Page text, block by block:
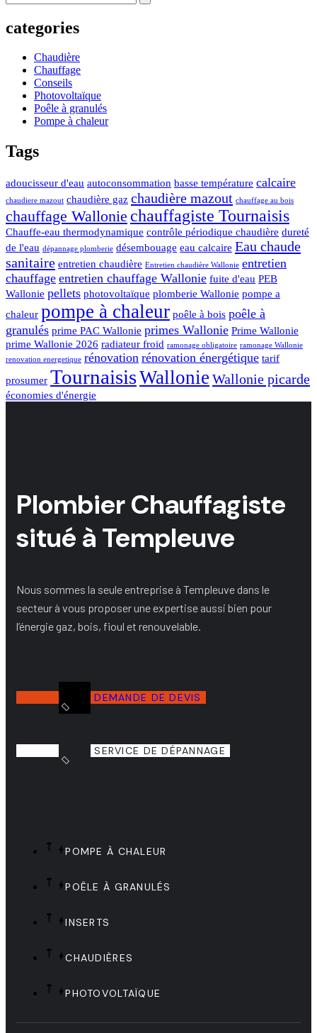
categories
Chaudière
Chauffage
Conseils
Photovoltaïque
Poêle à granulés
Pompe à chaleur
Tags
adoucisseur d'eau autoconsommation basse température calcaire
chaudiere mazout chaudière gaz chaudière mazout chauffage au bois
chauffage Wallonie chauffagiste Tournaisis
Chauffe-eau thermodynamique contrôle périodique chaudière dureté
de l'eau dépannage plomberie désembouage eau calcaire Eau chaude
sanitaire entretien chaudière Entretien chaudière Wallonie entretien
chauffage entretien chauffage Wallonie fuite d'eau PEB
Wallonie pellets photovoltaïque plomberie Wallonie pompe a
chaleur pompe à chaleur poêle à bois poêle à
granulés prime PAC Wallonie primes Wallonie Prime Wallonie
prime Wallonie 2026 radiateur froid ramonage obligatoire ramonage Wallonie
renovation energetique rénovation rénovation énergétique tarif
prosumer TournaisisWallonie Wallonie picarde
économies d'énergie
Plombier Chauffagiste
situé à Templeuve
Nous sommes la seule entreprise à Templeuve dans le
secteur à vous proposer une expertise aussi bien pour
l’énergie gaz, bois, fioul et renouvelable.
DEMANDE DE DEVIS
SERVICE DE DÉPANNAGE
POMPE À CHALEUR
POÊLE À GRANULÉS
INSERTS
CHAUDIÈRES
PHOTOVOLTAÏQUE